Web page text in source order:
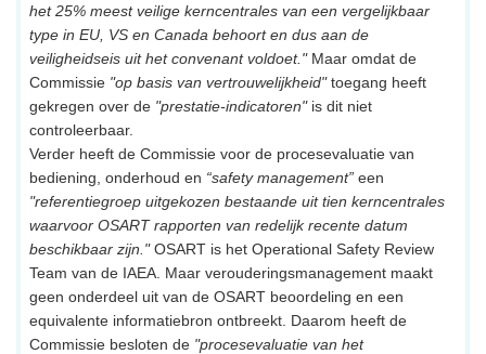
het 25% meest veilige kerncentrales van een vergelijkbaar
type in EU, VS en Canada behoort en dus aan de
veiligheidseis uit het convenant voldoet."Maar omdat de
Commissie "op basis van vertrouwelijkheid"toegang heeft
gekregen over de "prestatie-indicatoren"is dit niet
controleerbaar.
Verder heeft de Commissie voor de procesevaluatie van
bediening, onderhoud en “safety management” een
"referentiegroep uitgekozen bestaande uit tien kerncentrales
waarvoor OSART rapporten van redelijk recente datum
beschikbaar zijn."OSART is het Operational Safety Review
Team van de IAEA. Maar verouderingsmanagement maakt
geen onderdeel uit van de OSART beoordeling en een
equivalente informatiebron ontbreekt. Daarom heeft de
Commissie besloten de "procesevaluatie van het